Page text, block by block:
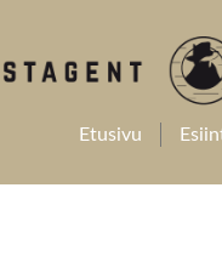
Etusivu